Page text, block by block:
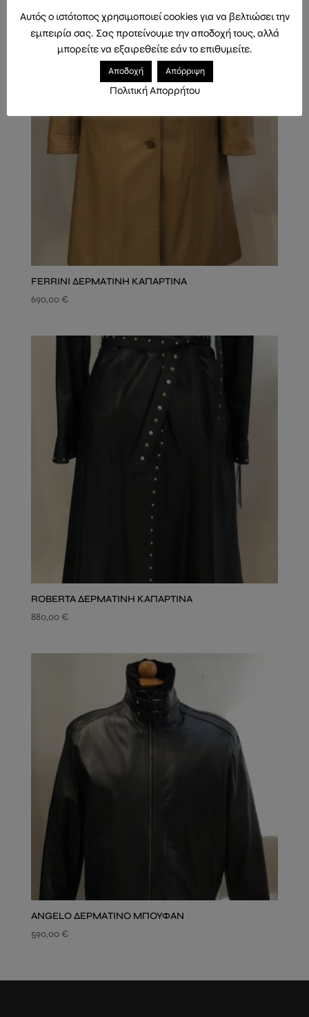
FERRINI ΔΕΡΜΑΤΙΝΗ ΚΑΠΑΡΤΙΝΑ
690,00 €
ROBERTA ΔΕΡΜΑΤΙΝΗ ΚΑΠΑΡΤΙΝΑ
880,00 €
ΑNGELO ΔΕΡΜΑΤΙΝΟ ΜΠΟΥΦΑΝ
590,00 €
Αυτός ο ιστότοπος χρησιμοποιεί cookies για να βελτιώσει την
εμπειρία σας. Σας προτείνουμε την αποδοχή τους, αλλά
μπορείτε να εξαιρεθείτε εάν το επιθυμείτε.
Αποδοχή Απόρριψη
Πολιτική Απορρήτου